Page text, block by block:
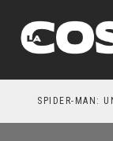
SPIDER-MAN: UN